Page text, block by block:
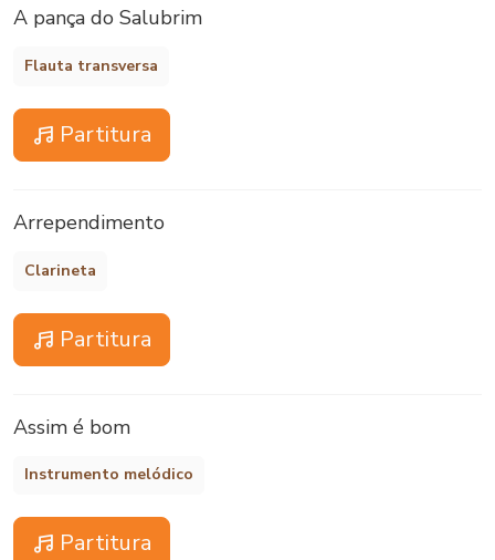
A pança do Salubrim
Flauta transversa
Partitura
Arrependimento
Clarineta
Partitura
Assim é bom
Instrumento melódico
Partitura